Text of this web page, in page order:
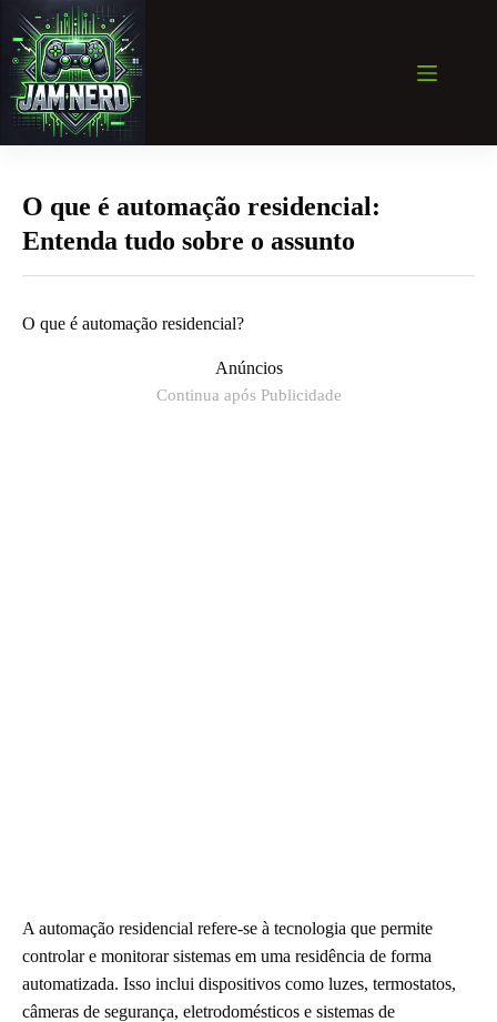
para
conteúdo
O que é automação residencial:
Entenda tudo sobre o assunto
O que é automação residencial?
Anúncios
Continua após Publicidade
A automação residencial refere-se à tecnologia que permite
controlar e monitorar sistemas em uma residência de forma
automatizada. Isso inclui dispositivos como luzes, termostatos,
câmeras de segurança, eletrodomésticos e sistemas de